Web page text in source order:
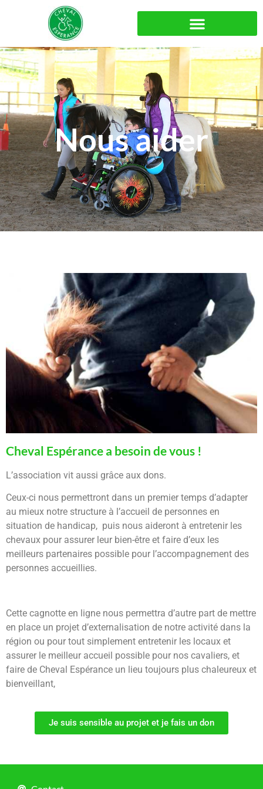
Nous aider
Cheval Espérance a besoin de vous !
L’association vit aussi grâce aux dons.
Ceux-ci nous permettront dans un premier temps d’adapter
au mieux notre structure à l’accueil de personnes en
situation de handicap, puis nous aideront à entretenir les
chevaux pour assurer leur bien-être et faire d’eux les
meilleurs partenaires possible pour l’accompagnement des
personnes accueillies.
Cette cagnotte en ligne nous permettra d’autre part de mettre
en place un projet d’externalisation de notre activité dans la
région ou pour tout simplement entretenir les locaux et
assurer le meilleur accueil possible pour nos cavaliers, et
faire de Cheval Espérance un lieu toujours plus chaleureux et
bienveillant,
Je suis sensible au projet et je fais un don